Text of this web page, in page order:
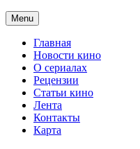
Menu
Главная
Новости кино
О сериалах
Рецензии
Статьи кино
Лента
Контакты
Карта